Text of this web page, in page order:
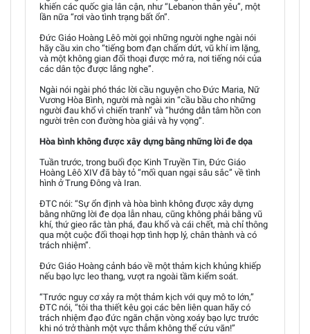
khiến các quốc gia lân cận, như “Lebanon thân yêu”, một
lần nữa “rơi vào tình trạng bất ổn”.
Đức Giáo Hoàng Lêô mời gọi những người nghe ngài nói
hãy cầu xin cho “tiếng bom đạn chấm dứt, vũ khí im lặng,
và một không gian đối thoại được mở ra, nơi tiếng nói của
các dân tộc được lắng nghe”.
Ngài nói ngài phó thác lời cầu nguyện cho Đức Maria, Nữ
Vương Hòa Bình, người mà ngài xin “cầu bầu cho những
người đau khổ vì chiến tranh” và “hướng dẫn tâm hồn con
người trên con đường hòa giải và hy vọng”.
Hòa bình không được xây dựng bằng những lời đe dọa
Tuần trước, trong buổi đọc Kinh Truyền Tin, Đức Giáo
Hoàng Lêô XIV đã bày tỏ “mối quan ngại sâu sắc” về tình
hình ở Trung Đông và Iran.
ĐTC nói: “Sự ổn định và hòa bình không được xây dựng
bằng những lời đe dọa lẫn nhau, cũng không phải bằng vũ
khí, thứ gieo rắc tàn phá, đau khổ và cái chết, mà chỉ thông
qua một cuộc đối thoại hợp tình hợp lý, chân thành và có
trách nhiệm”.
Đức Giáo Hoàng cảnh báo về một thảm kịch khủng khiếp
nếu bạo lực leo thang, vượt ra ngoài tầm kiểm soát.
“Trước nguy cơ xảy ra một thảm kịch với quy mô to lớn,”
ĐTC nói, “tôi tha thiết kêu gọi các bên liên quan hãy có
trách nhiệm đạo đức ngăn chặn vòng xoáy bạo lực trước
khi nó trở thành một vực thẳm không thể cứu vãn!”